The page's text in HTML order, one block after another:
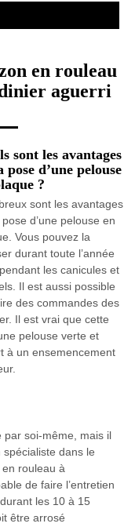
en rouleau
aguerri
sont les avantages
pose d’une pelouse
?
sont les avantages
d’une pelouse en
Vous pouvez la
durant toute l’année
les canicules et
Il est aussi possible
des commandes des
Il est vrai que cette
pelouse verte et
à un ensemencement
par soi-même, mais il
dans le
rouleau à
de faire l’entretien
les 10 à 15
être arrosé